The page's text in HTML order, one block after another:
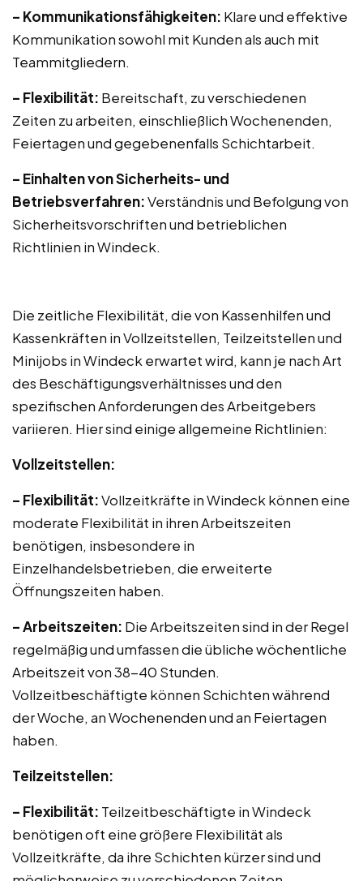
– Kommunikationsfähigkeiten: Klare und effektive
Kommunikation sowohl mit Kunden als auch mit
Teammitgliedern.
– Flexibilität: Bereitschaft, zu verschiedenen
Zeiten zu arbeiten, einschließlich Wochenenden,
Feiertagen und gegebenenfalls Schichtarbeit.
– Einhalten von Sicherheits- und
Betriebsverfahren:Verständnis und Befolgung von
Sicherheitsvorschriften und betrieblichen
Richtlinien in Windeck.
Die zeitliche Flexibilität, die von Kassenhilfen und
Kassenkräften in Vollzeitstellen, Teilzeitstellen und
Minijobs in Windeck erwartet wird, kann je nach Art
des Beschäftigungsverhältnisses und den
spezifischen Anforderungen des Arbeitgebers
variieren. Hier sind einige allgemeine Richtlinien:
Vollzeitstellen:
– Flexibilität:Vollzeitkräfte in Windeck können eine
moderate Flexibilität in ihren Arbeitszeiten
benötigen, insbesondere in
Einzelhandelsbetrieben, die erweiterte
Öffnungszeiten haben.
– Arbeitszeiten: Die Arbeitszeiten sind in der Regel
regelmäßig und umfassen die übliche wöchentliche
Arbeitszeit von 38-40 Stunden.
Vollzeitbeschäftigte können Schichten während
der Woche, an Wochenenden und an Feiertagen
haben.
Teilzeitstellen:
– Flexibilität: Teilzeitbeschäftigte in Windeck
benötigen oft eine größere Flexibilität als
Vollzeitkräfte, da ihre Schichten kürzer sind und